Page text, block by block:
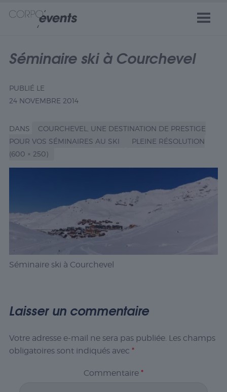
Séminaire ski à Courchevel
PUBLIÉ LE
24 NOVEMBRE 2014
DANS
COURCHEVEL, UNE DESTINATION DE PRESTIGE
POUR VOS SÉMINAIRES AU SKI
PLEINE RÉSOLUTION
(600 × 250)
Séminaire ski à Courchevel
Laisser un commentaire
Votre adresse e-mail ne sera pas publiée. Les champs
obligatoires sont indiqués avec *
Commentaire *